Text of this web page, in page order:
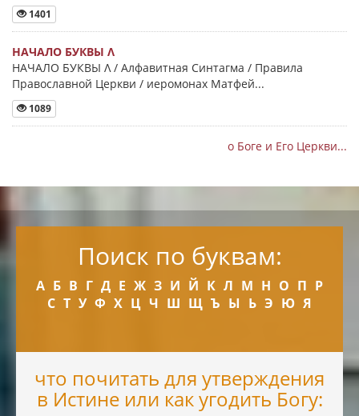
1401
НАЧАЛО БУКВЫ Λ
НАЧАЛО БУКВЫ Λ / Алфавитная Синтагма / Правила
Православной Церкви / иеромонах Матфей...
1089
о Боге и Его Церкви...
Поиск по буквам:
А Б В Г Д Е Ж З И Й К Л М Н О П Р
С Т У Ф Х Ц Ч Ш Щ Ъ Ы Ь Э Ю Я
что почитать для утверждения
в Истине или как угодить Богу: